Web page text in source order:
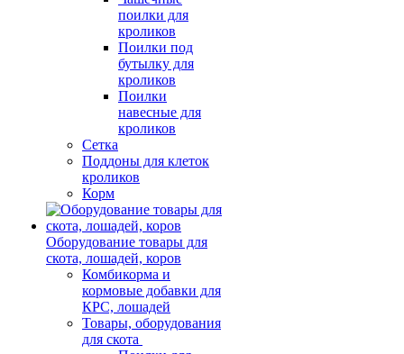
поилки для
кроликов
Поилки под
бутылку для
кроликов
Поилки
навесные для
кроликов
Сетка
Поддоны для клеток
кроликов
Корм
Оборудование товары для
скота, лошадей, коров
Комбикорма и
кормовые добавки для
КРС, лошадей
Товары, оборудования
для скота